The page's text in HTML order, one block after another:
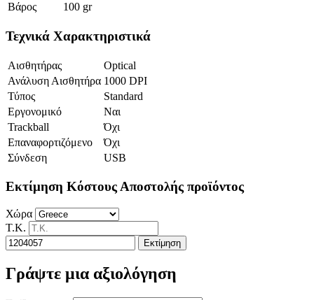
Βάρος
100 gr
Τεχνικά Χαρακτηριστικά
Αισθητήρας
Optical
Ανάλυση Αισθητήρα 1000 DPI
Τύπος
Standard
Εργονομικό
Ναι
Trackball
Όχι
Επαναφορτιζόμενο
Όχι
Σύνδεση
USB
Εκτίμηση Κόστους Αποστολής προϊόντος
Χώρα
Τ.Κ.
Εκτίμηση
Γράψτε μια αξιολόγηση